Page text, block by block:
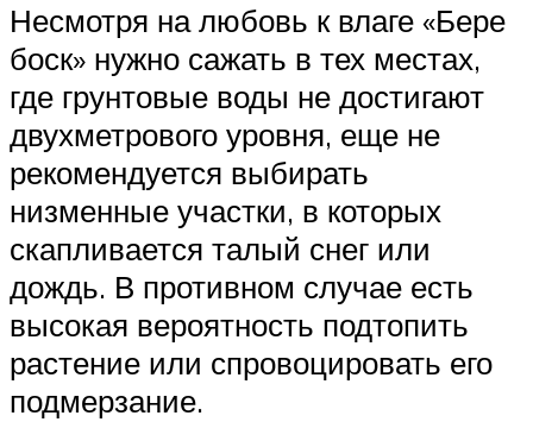
Несмотря на любовь к влаге «Бере
боск» нужно сажать в тех местах,
где грунтовые воды не достигают
двухметрового уровня, еще не
рекомендуется выбирать
низменные участки, в которых
скапливается талый снег или
дождь. В противном случае есть
высокая вероятность подтопить
растение или спровоцировать его
подмерзание.